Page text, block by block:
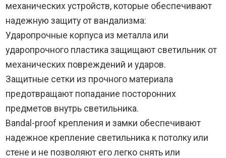
механических устройств, которые обеспечивают
надежную защиту от вандализма:
Ударопрочные корпуса из металла или
ударопрочного пластика защищают светильник от
механических повреждений и ударов.
Защитные сетки из прочного материала
предотвращают попадание посторонних
предметов внутрь светильника.
Вandal-proof крепления и замки обеспечивают
надежное крепление светильника к потолку или
стене и не позволяют его легко снять или